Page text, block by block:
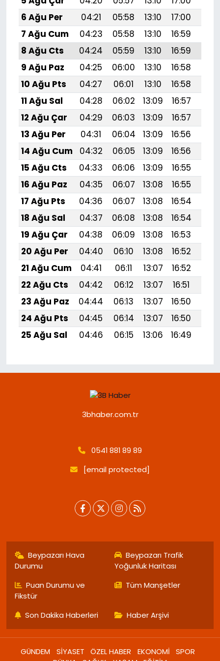
6 Ağu Per
04:21 05:58 13:10 17:00
7 Ağu Cum
04:23 05:58 13:10 16:59
8 Ağu Cts
04:24 05:59 13:10 16:59
9 Ağu Paz
04:25 06:00 13:10 16:58
10 Ağu Pts
04:27 06:01 13:10 16:58
11 Ağu Sal
04:28 06:02 13:09 16:57
12 Ağu Çar
04:29 06:03 13:09 16:57
13 Ağu Per
04:31 06:04 13:09 16:56
14 Ağu Cum
04:32 06:05 13:09 16:56
15 Ağu Cts
04:33 06:06 13:09 16:55
16 Ağu Paz
04:35 06:07 13:08 16:55
17 Ağu Pts
04:36 06:07 13:08 16:54
18 Ağu Sal
04:37 06:08 13:08 16:54
19 Ağu Çar
04:38 06:09 13:08 16:53
20 Ağu Per
04:40 06:10 13:08 16:52
21 Ağu Cum
04:41 06:11 13:07 16:52
22 Ağu Cts
04:42 06:12 13:07 16:51
23 Ağu Paz
04:44 06:13 13:07 16:50
24 Ağu Pts
04:45 06:14 13:07 16:50
25 Ağu Sal
04:46 06:15 13:06 16:49
3bhaber.com.tr
0541 881 89 89
[email protected]
Beypazarı Hava
Durumu
Beypazarı Trafik
Yoğunluk Haritası
Puan Durumu ve
Fikstür
Tüm Manşetler
Son Dakika Haberleri Haber Arşivi
GÜNDEM SİYASET ÖZEL HABER EKONOMİ
SPOR